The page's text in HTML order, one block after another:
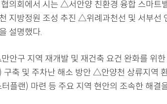
의회에서 시는 △서안양 친환경 융합 스마
지방정원 조성 추진 △위례과천선 및 서부선
설명했다.
안구 지역 재개발 및 재건축 요건 완화를 위
구축 및 주차난 해소 방안 △안양천 상류지역
플랜) 마련 등 주요 지역 현안의 조속한 해결